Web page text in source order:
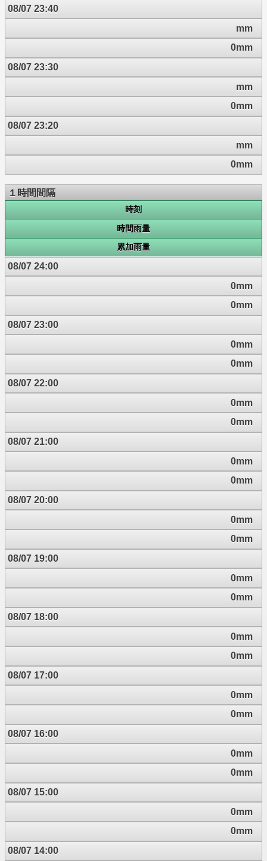
08/07 23:40
mm
0mm
08/07 23:30
mm
0mm
08/07 23:20
mm
0mm
１時間間隔
時刻
時間雨量
累加雨量
08/07 24:00
0mm
0mm
08/07 23:00
0mm
0mm
08/07 22:00
0mm
0mm
08/07 21:00
0mm
0mm
08/07 20:00
0mm
0mm
08/07 19:00
0mm
0mm
08/07 18:00
0mm
0mm
08/07 17:00
0mm
0mm
08/07 16:00
0mm
0mm
08/07 15:00
0mm
0mm
08/07 14:00